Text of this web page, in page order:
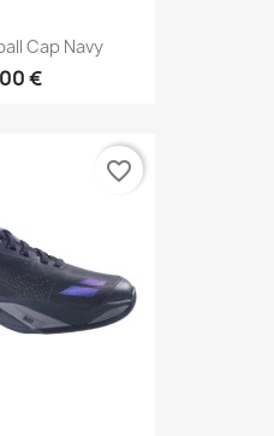
Cap Navy
€
favorite_border